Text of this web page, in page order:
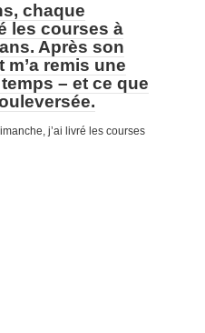
chaque
les courses à
Après son
remis une
– et ce que
j’ai livré les courses